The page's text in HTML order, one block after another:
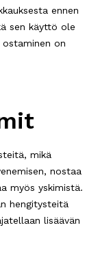
ennen
sen käyttö ole
on
mikä
nostaa
myös yskimistä.
hengitysteitä
lisäävän